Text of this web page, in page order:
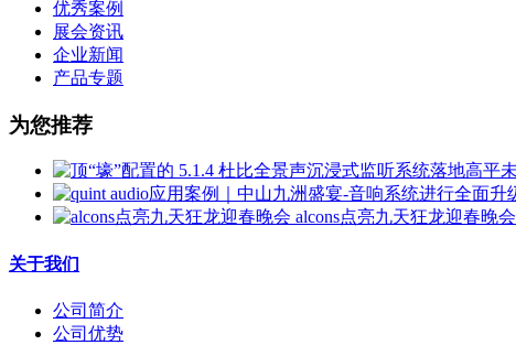
优秀案例
展会资讯
企业新闻
产品专题
为您推荐
alcons点亮九天狂龙迎春晚会
关于我们
公司简介
公司优势